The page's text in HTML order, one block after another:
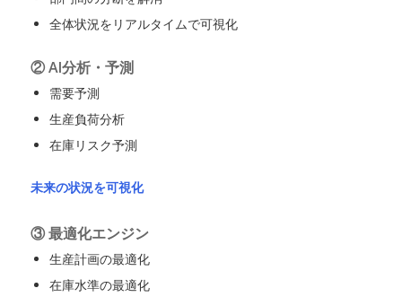
全体状況をリアルタイムで可視化
② AI分析・予測
需要予測
生産負荷分析
在庫リスク予測
未来の状況を可視化
③ 最適化エンジン
生産計画の最適化
在庫水準の最適化